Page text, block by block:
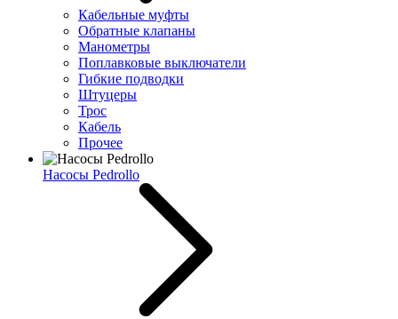
Кабельные муфты
Обратные клапаны
Манометры
Поплавковые выключатели
Гибкие подводки
Штуцеры
Трос
Кабель
Прочее
Насосы Pedrollo